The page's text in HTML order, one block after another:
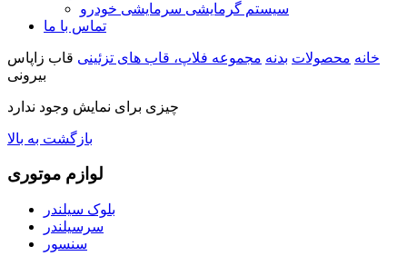
سیستم گرمایشی سرمایشی خودرو
تماس با ما
خانه محصولات بدنه مجموعه فلاپ، قاب های تزئینی قاب زاپاس
بیرونی
چیزی برای نمایش وجود ندارد
بازگشت به بالا
لوازم موتوری
بلوک سیلندر
سرسیلندر
سنسور